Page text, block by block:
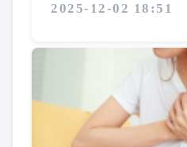
2025-12-02 18:51